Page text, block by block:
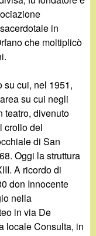
in
che moltiplicò
su cui, nel 1951,
su cui negli
teatro, divenuto
crollo del
di San
Oggi la struttura
A ricordo di
don Innocente
nella
in via De
locale Consulta, in